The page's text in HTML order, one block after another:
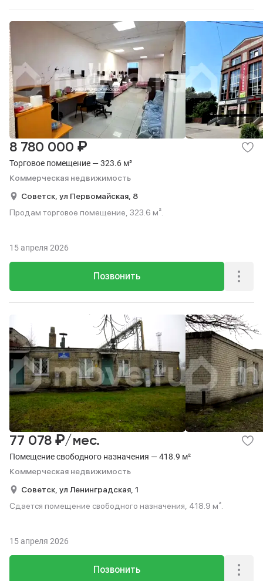
Торговое помещение — 323.6 м²
Коммерческая недвижимость
8 780 000 ₽
Советск, ул Первомайская, 8
Продам торговое помещение, 323.6 м².
Позвонить
15 апреля 2026
Помещение свободного назначения — 418.9 м²
Коммерческая недвижимость
77 078 ₽/мес.
Советск, ул Ленинградская, 1
Сдается помещение свободного назначения, 418.9 м².
Позвонить
15 апреля 2026